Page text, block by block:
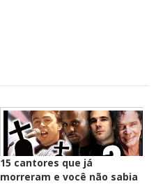
15 cantores que já
morreram e você não sabia